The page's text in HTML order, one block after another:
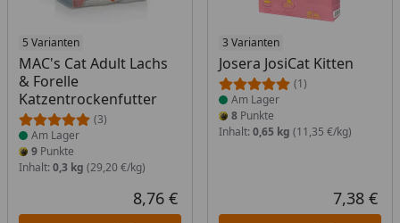
5 Varianten
MAC's Cat Adult Lachs
& Forelle
Katzentrockenfutter
(3)
Produkt am Lager
Am Lager
9 Punkte
Inhalt: 0,3 kg (29,20 €/kg)
Aktueller Preis
8,76 €
3 Varianten
Josera JosiCat Kitten
(1)
Produkt am Lager
Am Lager
8Punkte
Inhalt: 0,65 kg (11,35 €/kg)
7,38 €